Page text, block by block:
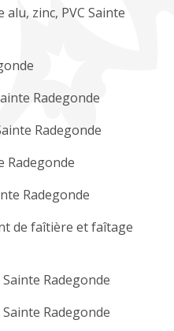
zinc, PVC Sainte
Radegonde
Radegonde
Radegonde
Radegonde
de faîtière et faîtage
Radegonde
Radegonde